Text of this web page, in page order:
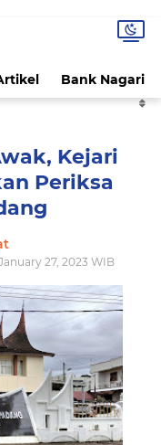
Bank Nagari
Kejari
Periksa
27, 2023 WIB